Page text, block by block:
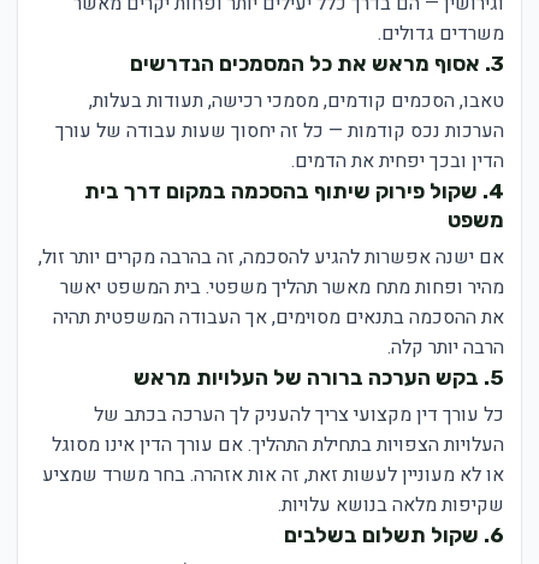
משרדים גדולים.
3. אסוף מראש את כל המסמכים הנדרשים
טאבו, הסכמים קודמים, מסמכי רכישה, תעודות בעלות,
הערכות נכס קודמות — כל זה יחסוך שעות עבודה של עורך
הדין ובכך יפחית את הדמים.
4. שקול פירוק שיתוף בהסכמה במקום דרך בית
משפט
אם ישנה אפשרות להגיע להסכמה, זה בהרבה מקרים יותר זול,
מהיר ופחות מתח מאשר תהליך משפטי. בית המשפט יאשר
את ההסכמה בתנאים מסוימים, אך העבודה המשפטית תהיה
הרבה יותר קלה.
5. בקש הערכה ברורה של העלויות מראש
כל עורך דין מקצועי צריך להעניק לך הערכה בכתב של
העלויות הצפויות בתחילת התהליך. אם עורך הדין אינו מסוגל
או לא מעוניין לעשות זאת, זה אות אזהרה. בחר משרד שמציע
שקיפות מלאה בנושא עלויות.
6. שקול תשלום בשלבים